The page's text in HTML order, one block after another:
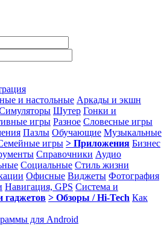
и настольные Аркады и экшн
Шутер Гонки и
игры Разное Словесные игры
Пазлы Обучающие Музыкальные
игры > Приложения Бизнес
Справочники Аудио
Социальные Стиль жизни
Офисные Виджеты Фотография
Навигация, GPS Система и
гаджетов > Обзоры / Hi-Tech Как
для Android